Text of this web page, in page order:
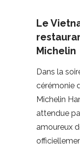
Le
Michelin
Dans la
cérémonie
Michelin
attendue
amoureux